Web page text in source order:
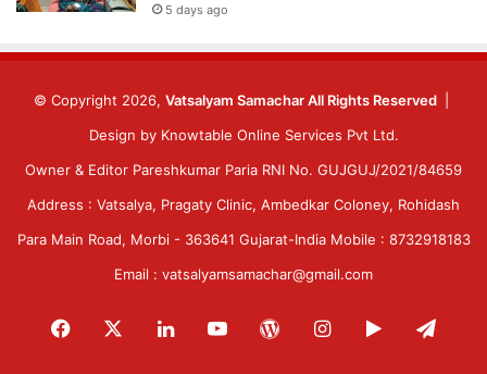
5 days ago
© Copyright 2026, Vatsalyam Samachar All Rights Reserved
Design by Knowtable Online Services Pvt Ltd.
Owner & Editor Pareshkumar Paria RNI No. GUJGUJ/2021/84659
Address : Vatsalya, Pragaty Clinic, Ambedkar Coloney, Rohidash
Para Main Road, Morbi - 363641 Gujarat-India Mobile : 8732918183
Email : vatsalyamsamachar@gmail.com
Facebook LinkedInYouTubeWordPressInstagram
Google